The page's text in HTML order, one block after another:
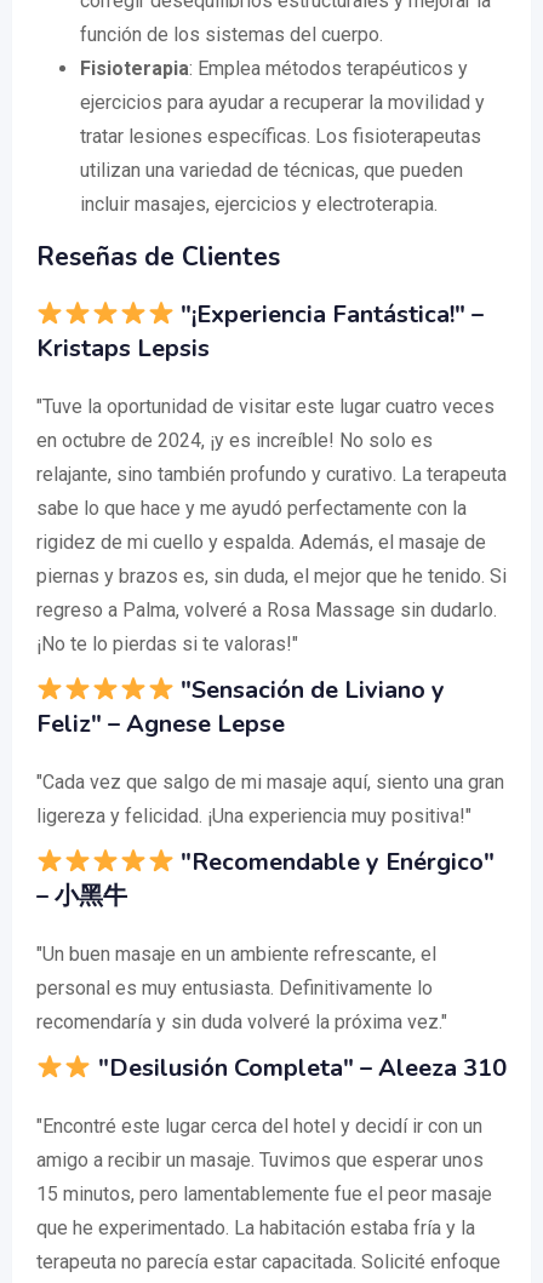
función de los sistemas del cuerpo.
Fisioterapia: Emplea métodos terapéuticos y
ejercicios para ayudar a recuperar la movilidad y
tratar lesiones específicas. Los fisioterapeutas
utilizan una variedad de técnicas, que pueden
incluir masajes, ejercicios y electroterapia.
Reseñas de Clientes
"¡Experiencia Fantástica!" –
Kristaps Lepsis
"Tuve la oportunidad de visitar este lugar cuatro veces
en octubre de 2024, ¡y es increíble! No solo es
relajante, sino también profundo y curativo. La terapeuta
sabe lo que hace y me ayudó perfectamente con la
rigidez de mi cuello y espalda. Además, el masaje de
piernas y brazos es, sin duda, el mejor que he tenido. Si
regreso a Palma, volveré a Rosa Massage sin dudarlo.
¡No te lo pierdas si te valoras!"
"Sensación de Liviano y
Feliz" – Agnese Lepse
"Cada vez que salgo de mi masaje aquí, siento una gran
ligereza y felicidad. ¡Una experiencia muy positiva!"
"Recomendable y Enérgico"
– 小黑牛
"Un buen masaje en un ambiente refrescante, el
personal es muy entusiasta. Definitivamente lo
recomendaría y sin duda volveré la próxima vez."
"Desilusión Completa" – Aleeza 310
"Encontré este lugar cerca del hotel y decidí ir con un
amigo a recibir un masaje. Tuvimos que esperar unos
15 minutos, pero lamentablemente fue el peor masaje
que he experimentado. La habitación estaba fría y la
terapeuta no parecía estar capacitada. Solicité enfoque